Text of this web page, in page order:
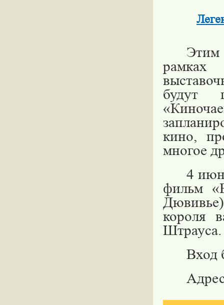
Этим
рамках
будут
кино,
многое
4
фильм
короля
Штрауса.
Вход